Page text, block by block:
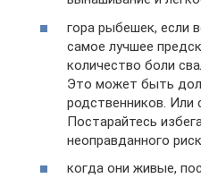
гора рыбешек, если
самое лучшее
количество боли
Это может быть
родственников. Или
Постарайтесь
неоправданного
когда они живые,